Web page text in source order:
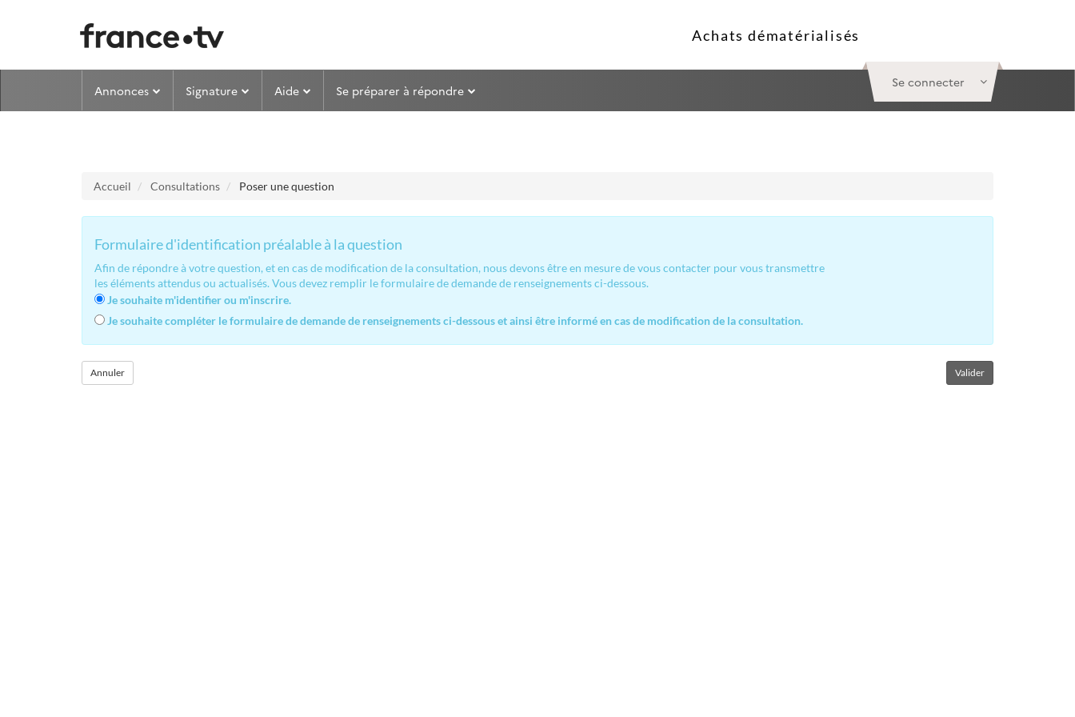
Se connecter
Annonces Signature Aide Se préparer à répondre
Accueil Consultations Poser une question
Formulaire d'identification préalable à la question
Afin de répondre à votre question, et en cas de modification de la consultation, nous devons être en mesure de vous contacter pour vous transmettre
les éléments attendus ou actualisés. Vous devez remplir le formulaire de demande de renseignements ci-dessous.
Je souhaite m'identifier ou m'inscrire.
Je souhaite compléter le formulaire de demande de renseignements ci-dessous et ainsi être informé en cas de modification de la consultation.